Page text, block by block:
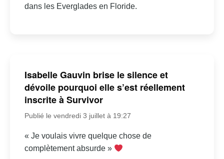
dans les Everglades en Floride.
Isabelle Gauvin brise le silence et
dévoile pourquoi elle s’est réellement
inscrite à Survivor
Publié le vendredi 3 juillet à 19:27
« Je voulais vivre quelque chose de
complètement absurde »